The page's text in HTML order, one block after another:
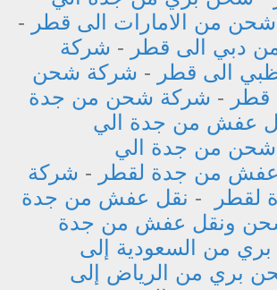
من الامارات الى قطر -
دبي الى قطر - شركة
الى قطر - شركة شحن
قطر - شركة شحن من جدة
عفش من جدة الي
من جدة الي
من جدة لقطر - شركة
لقطر
- نقل عفش من جدة
ونقل عفش من جدة
من السعودية إلى
بري من الرياض إلى